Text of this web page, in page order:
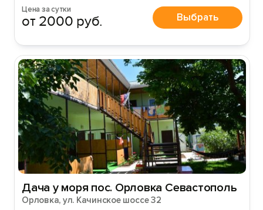
Цена за сутки
от 2000 руб. Выбрать
Дача у моря пос. Орловка Севастополь
Орловка, ул. Качинское шоссе 32